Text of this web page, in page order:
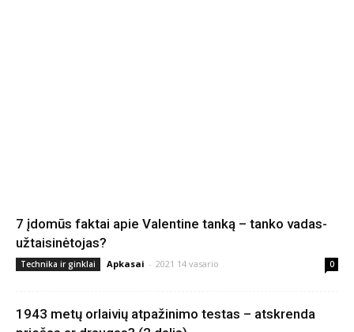
7 įdomūs faktai apie Valentine tanką – tanko vadas-
užtaisinėtojas?
Technika ir ginklai Apkasai - 2021 14 vasario 0
1943 metų orlaivių atpažinimo testas – atskrenda